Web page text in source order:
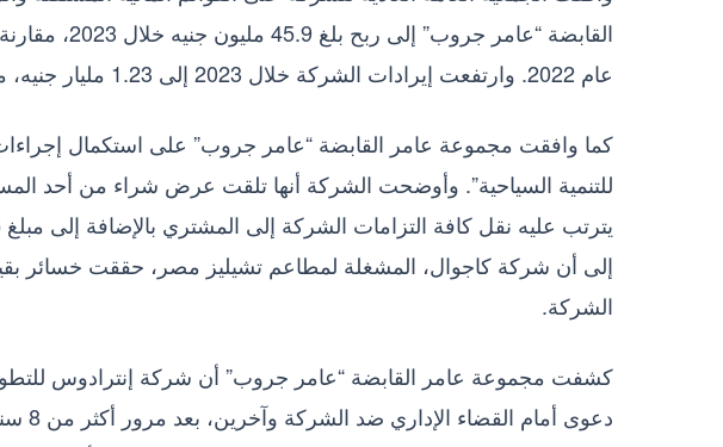
عام 2022. وارتفعت إيرادات الشركة خلال 2023 إلى 1.23 مليار جنيه، مقابل 870.48 مليون جنيه في عام 2022.
كما وافقت مجموعة عامر القابضة “عامر جروب” على استكمال
للتنمية السياحية”. وأوضحت الشركة أنها تلقت عرض شراء من أحد
الشركة.
كشفت مجموعة عامر القابضة “عامر جروب” أن شركة إنترادوس